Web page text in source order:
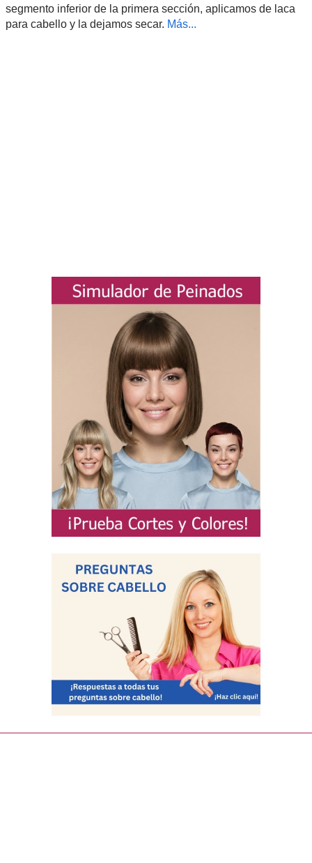
segmento inferior de la primera sección, aplicamos de laca
para cabello y la dejamos secar. Más...